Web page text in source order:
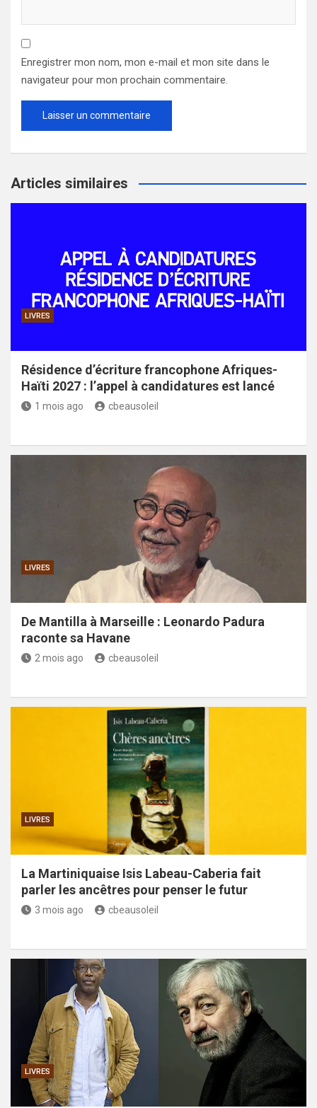
Enregistrer mon nom, mon e-mail et mon site dans le
navigateur pour mon prochain commentaire.
Articles similaires
LIVRES
Résidence d’écriture francophone Afriques-
Haïti 2027 : l’appel à candidatures est lancé
1 mois ago cbeausoleil
LIVRES
De Mantilla à Marseille : Leonardo Padura
raconte sa Havane
2 mois ago cbeausoleil
LIVRES
La Martiniquaise Isis Labeau-Caberia fait
parler les ancêtres pour penser le futur
3 mois ago cbeausoleil
LIVRES